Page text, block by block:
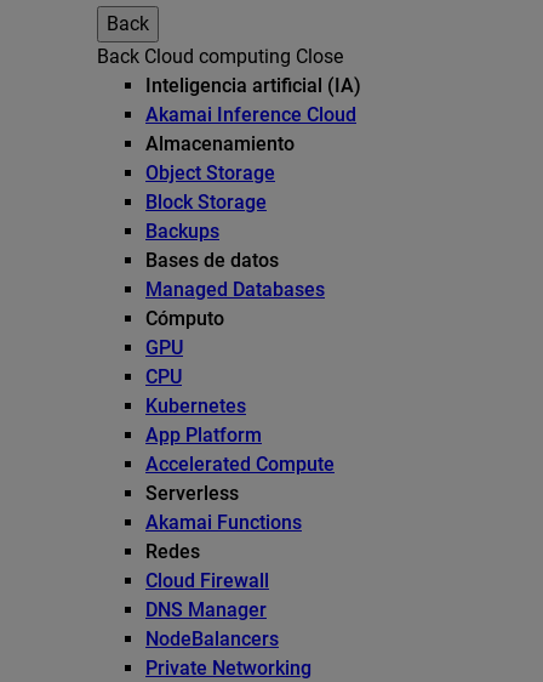
Back
Back Cloud computing Close
Inteligencia artificial (IA)
Akamai Inference Cloud
Almacenamiento
Object Storage
Block Storage
Backups
Bases de datos
Managed Databases
Cómputo
GPU
CPU
Kubernetes
App Platform
Accelerated Compute
Serverless
Akamai Functions
Redes
Cloud Firewall
DNS Manager
NodeBalancers
Private Networking